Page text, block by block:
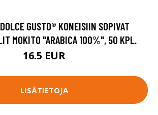
GUSTO® KONEISIIN SOPIVAT
MOKITO "ARABICA 100%", 50 KPL.
16.5 EUR
LISÄTIETOJA